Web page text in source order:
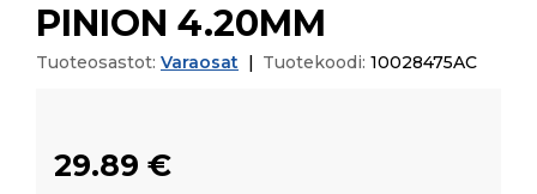
PINION 4.20MM
Tuoteosastot: Varaosat Tuotekoodi: 10028475AC
29.89 €